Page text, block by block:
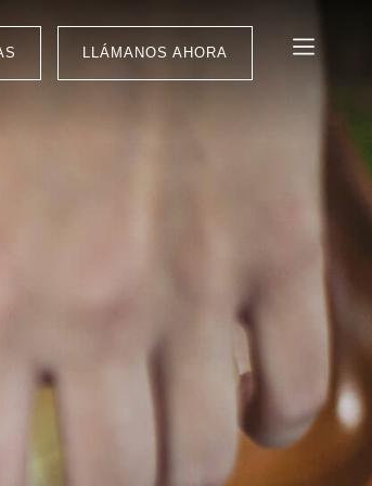
LLÁMANOS AHORA